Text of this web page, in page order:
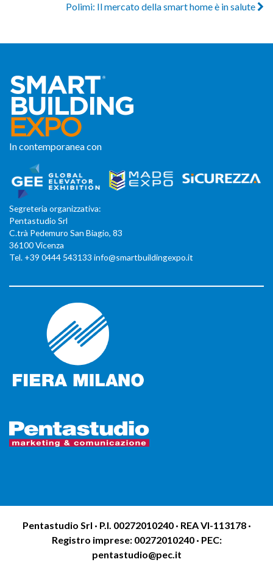
Polimi: Il mercato della smart home è in salute
In contemporanea con
Segreteria organizzativa:
Pentastudio Srl
C.trà Pedemuro San Biagio, 83
36100 Vicenza
Tel. +39 0444 543133 info@smartbuildingexpo.it
Pentastudio Srl · P.I. 00272010240 · REA VI-113178 ·
Registro imprese: 00272010240 · PEC:
pentastudio@pec.it